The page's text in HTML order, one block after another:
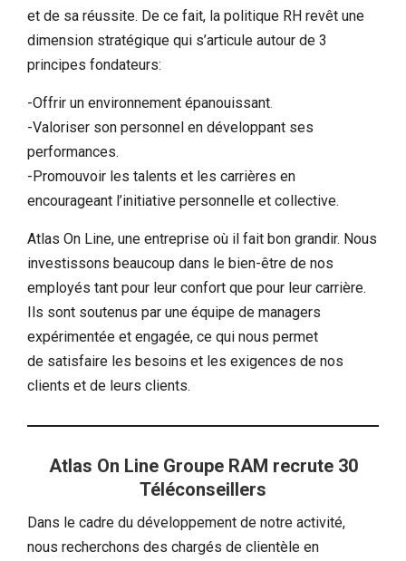
et de sa réussite. De ce fait, la politique RH revêt une
dimension stratégique qui s’articule autour de 3
principes fondateurs:
-Offrir un environnement épanouissant.
-Valoriser son personnel en développant ses
performances.
-Promouvoir les talents et les carrières en
encourageant l’initiative personnelle et collective.
Atlas On Line, une entreprise où il fait bon grandir. Nous
investissons beaucoup dans le bien-être de nos
employés tant pour leur confort que pour leur carrière.
Ils sont soutenus par une équipe de managers
expérimentée et engagée, ce qui nous permet
de satisfaire les besoins et les exigences de nos
clients et de leurs clients.
Atlas On Line Groupe RAM recrute 30
Téléconseillers
Dans le cadre du développement de notre activité,
nous recherchons des chargés de clientèle en